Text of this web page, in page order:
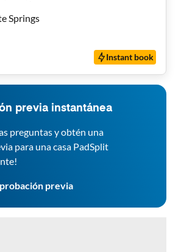
Springs
Instant book
previa instantánea
preguntas y obtén una
para una casa PadSplit
previa